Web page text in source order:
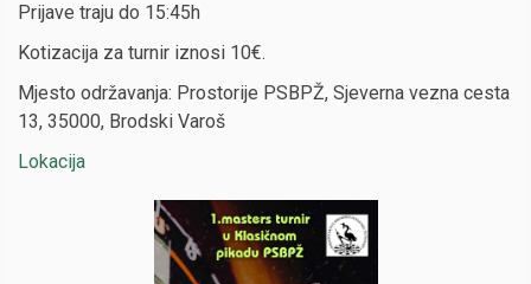
Prijave traju do 15:45h
Kotizacija za turnir iznosi 10€.
Mjesto održavanja: Prostorije PSBPŽ, Sjeverna vezna cesta
13, 35000, Brodski Varoš
Lokacija